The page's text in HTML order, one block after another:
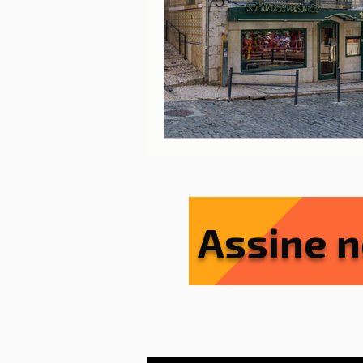
Lisboa Lisboa com
Porto Portugal
Serviços essenciais
Assine